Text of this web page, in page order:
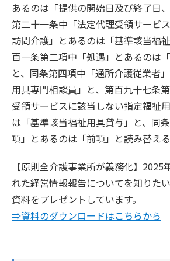
あるのは「提供の開始日及び終了日
第二十一条中「法定代理受領サービ
訪問介護」とあるのは「基準該当福
百一条第二項中「処遇」とあるのは
と、同条第四項中「通所介護従業者
用具専門相談員」と、第百九十七条
受領サービスに該当しない指定福祉
は「基準該当福祉用具貸与」と、同
項」とあるのは「前項」と読み替える
【原則全介護事業所が義務化】2025
れた経営情報報告についてを知りた
資料をプレゼントしています。
⇒資料のダウンロードはこちらから